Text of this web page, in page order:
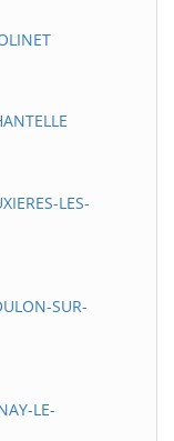
LES-
SUR-
LE-